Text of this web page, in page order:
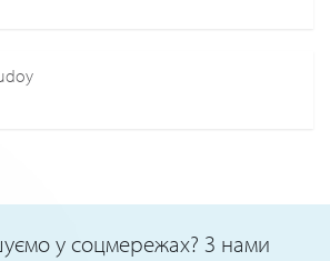
у соцмережах? З нами